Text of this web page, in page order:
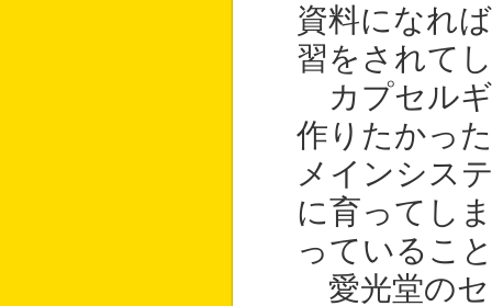
資料になれ
習をされて
カプセルギ
作りたかっ
メインシス
に育ってし
っているこ
愛光堂のセ